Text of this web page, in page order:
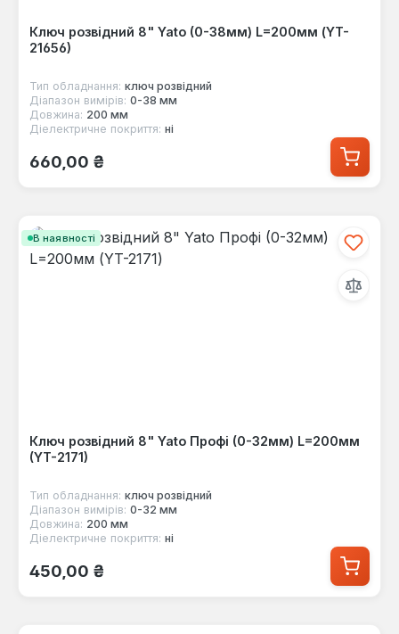
Ключ розвідний 8" Yato (0-38мм) L=200мм (YT-
21656)
Тип обладнання: ключ розвідний
Діапазон вимірів: 0-38 мм
Довжина: 200 мм
Діелектричне покриття: ні
Звичайна ціна:
660,00 ₴
В наявності
Ключ розвідний 8" Yato Профі (0-32мм) L=200мм
(YT-2171)
Тип обладнання: ключ розвідний
Діапазон вимірів: 0-32 мм
Довжина: 200 мм
Діелектричне покриття: ні
Звичайна ціна:
450,00 ₴